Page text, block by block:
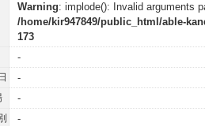
Warning: implode(): Invalid arguments
/home/kir947849/public_html/able-
173
-
-
-
-